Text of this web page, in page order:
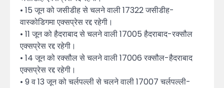
• 15 जून को जसीडीह से चलने वाली 17322 जसीडीह-
वास्कोडिगमा एक्सप्रेस रद्द रहेगी।
• 11 जून को हैदराबाद से चलने वाली 17005 हैदराबाद-रक्सौल
एक्सप्रेस रद्द रहेगी।
• 14 जून को रक्सौल से चलने वाली 17006 रक्सौल-हैदराबाद
एक्सप्रेस रद्द रहेगी।
• 9 व 13 जून को चर्लपल्ली से चलने वाली 17007 चर्लपल्ली-